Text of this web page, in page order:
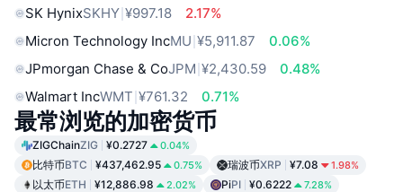
SK HynixSKHY ¥997.18
2.17%
Micron Technology IncMU ¥5,911.87
0.06%
JPmorgan Chase & CoJPM ¥2,430.59
0.48%
Walmart IncWMT ¥761.32 0.71%
最常浏览的加密货币
ZIGChainZIG ¥0.2727 0.04%
比特币BTC ¥437,462.95 0.75% 瑞波币XRP ¥7.08 1.98%
以太币ETH ¥12,886.98 2.02% PiPI ¥0.6222 7.28%